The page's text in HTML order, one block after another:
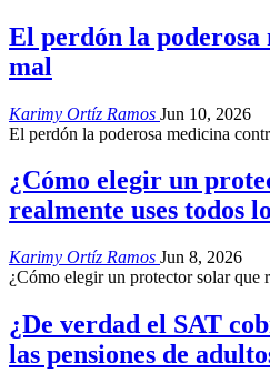
El perdón la
mal
Karimy Ortíz Ramos Jun 10, 2026
El perdón la poderosa medicina
¿Cómo elegir un
realmente uses todos
Karimy Ortíz Ramos Jun 8, 2026
¿Cómo elegir un protector solar que
¿De verdad el SAT
las pensiones de